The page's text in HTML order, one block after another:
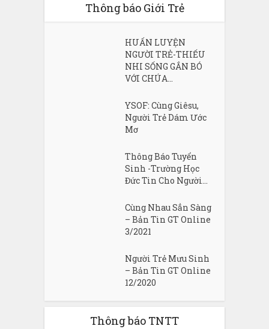
Thông báo Giới Trẻ
HUẤN LUYỆN
NGƯỜI TRẺ-THIẾU
NHI SỐNG GẮN BÓ
VỚI CHÚA...
YSOF: Cùng Giêsu,
Người Trẻ Dám Ước
Mơ
Thông Báo Tuyển
Sinh -Trường Học
Đức Tin Cho Người...
Cùng Nhau Sẳn Sàng
– Bản Tin GT Online
3/2021
Người Trẻ Mưu Sinh
– Bản Tin GT Online
12/2020
Thông báo TNTT